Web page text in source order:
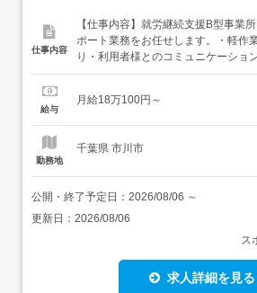
仕事内容
【仕事内容】就労継続支援B型事業
ポート業務をお任せします。・軽作
り・利用者様とのコミュニケーショ
け・日報などの簡単な記録業務・送
募要件>無資格可未経験OK学歴不問
給与
月給18万100円～
勤務地
千葉県 市川市
公開・終了予定日： 2026/08/06 ～
更新日： 2026/08/06
ス
求人詳細を見る